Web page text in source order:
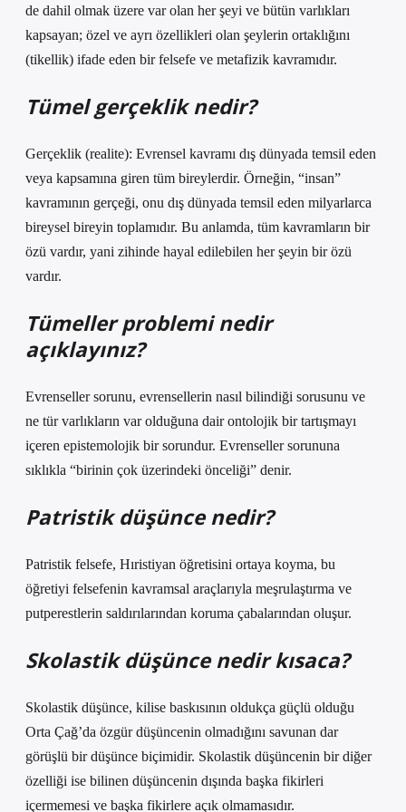
de dahil olmak üzere var olan her şeyi ve bütün varlıkları
kapsayan; özel ve ayrı özellikleri olan şeylerin ortaklığını
(tikellik) ifade eden bir felsefe ve metafizik kavramıdır.
Tümel gerçeklik nedir?
Gerçeklik (realite): Evrensel kavramı dış dünyada temsil eden
veya kapsamına giren tüm bireylerdir. Örneğin, “insan”
kavramının gerçeği, onu dış dünyada temsil eden milyarlarca
bireysel bireyin toplamıdır. Bu anlamda, tüm kavramların bir
özü vardır, yani zihinde hayal edilebilen her şeyin bir özü
vardır.
Tümeller problemi nedir
açıklayınız?
Evrenseller sorunu, evrensellerin nasıl bilindiği sorusunu ve
ne tür varlıkların var olduğuna dair ontolojik bir tartışmayı
içeren epistemolojik bir sorundur. Evrenseller sorununa
sıklıkla “birinin çok üzerindeki önceliği” denir.
Patristik düşünce nedir?
Patristik felsefe, Hıristiyan öğretisini ortaya koyma, bu
öğretiyi felsefenin kavramsal araçlarıyla meşrulaştırma ve
putperestlerin saldırılarından koruma çabalarından oluşur.
Skolastik düşünce nedir kısaca?
Skolastik düşünce, kilise baskısının oldukça güçlü olduğu
Orta Çağ’da özgür düşüncenin olmadığını savunan dar
görüşlü bir düşünce biçimidir. Skolastik düşüncenin bir diğer
özelliği ise bilinen düşüncenin dışında başka fikirleri
içermemesi ve başka fikirlere açık olmamasıdır.